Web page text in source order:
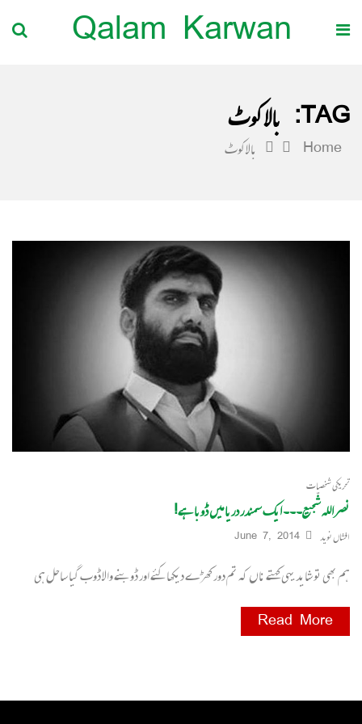
Qalam Karwan
TAG: بالاکوٹ
Home بالاکوٹ
تحریکی شخصیات
نصراللہ شجیع۔۔۔ ایک سمندر دریا میں ڈوبا ہے!
افشاں نوید June 7, 2014
ہم بھی تو شاید یہی کہتے ناں کہ تم دور کھڑے دیکھا کئے اور ڈوبنے والا ڈوب گیا ساحل ہی
Read More